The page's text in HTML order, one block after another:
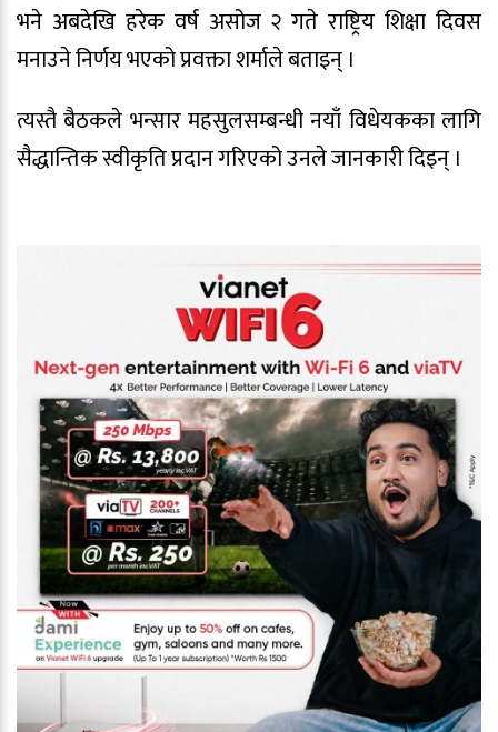
भने अबदेखि हरेक वर्ष असोज २ गते राष्ट्रिय शिक्षा दिवस
मनाउने निर्णय भएको प्रवक्ता शर्माले बताइन् ।
त्यस्तै बैठकले भन्सार महसुलसम्बन्धी नयाँ विधेयकका लागि
सैद्धान्तिक स्वीकृति प्रदान गरिएको उनले जानकारी दिइन् ।